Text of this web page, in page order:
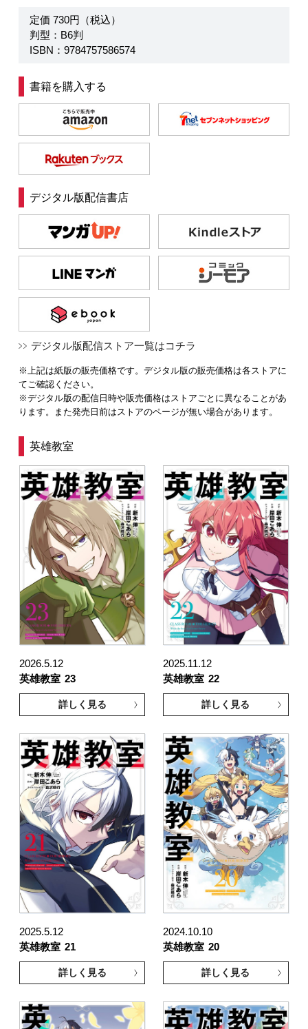
定価 730円（税込）
判型：B6判
ISBN：9784757586574
書籍を購入する
デジタル版配信書店
デジタル版配信ストア一覧はコチラ
※上記は紙版の販売価格です。デジタル版の販売価格は各ストアに
てご確認ください。
※デジタル版の配信日時や販売価格はストアごとに異なることがあ
ります。また発売日前はストアのページが無い場合があります。
英雄教室
2026.5.12
英雄教室 23
詳しく見る
2025.11.12
英雄教室 22
詳しく見る
2025.5.12
英雄教室 21
詳しく見る
2024.10.10
英雄教室 20
詳しく見る